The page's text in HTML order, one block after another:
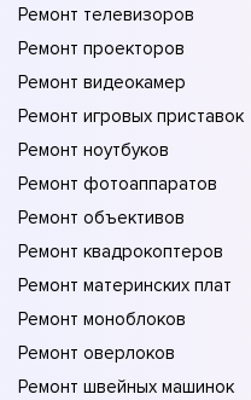
Ремонт телевизоров
Ремонт проекторов
Ремонт видеокамер
Ремонт игровых приставок
Ремонт ноутбуков
Ремонт фотоаппаратов
Ремонт объективов
Ремонт квадрокоптеров
Ремонт материнских плат
Ремонт моноблоков
Ремонт оверлоков
Ремонт швейных машинок